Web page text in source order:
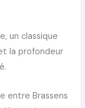
un classique
la profondeur
entre Brassens